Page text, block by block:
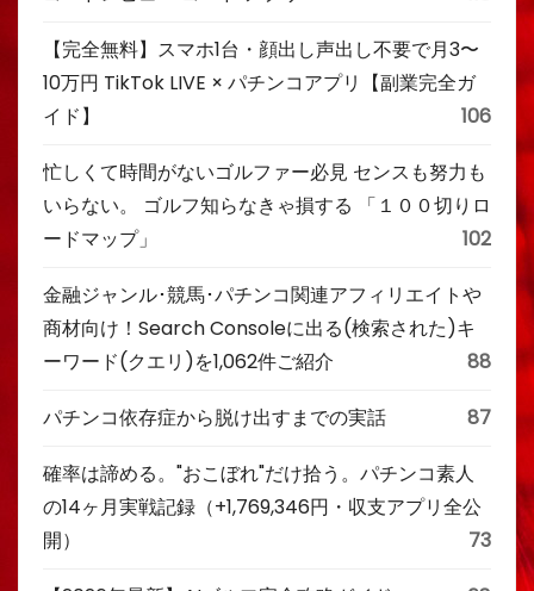
【完全無料】スマホ1台・顔出し声出し不要で月3〜
10万円 TikTok LIVE × パチンコアプリ【副業完全ガ
イド】
106
忙しくて時間がないゴルファー必見 センスも努力も
いらない。 ゴルフ知らなきゃ損する 「１００切りロ
ードマップ」
102
金融ジャンル･競馬･パチンコ関連アフィリエイトや
商材向け！Search Consoleに出る(検索された)キ
ーワード(クエリ)を1,062件ご紹介
88
パチンコ依存症から脱け出すまでの実話 87
確率は諦める。"おこぼれ"だけ拾う。パチンコ素人
の14ヶ月実戦記録（+1,769,346円・収支アプリ全公
開）
73